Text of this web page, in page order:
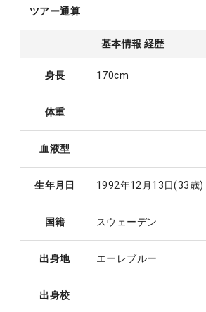
ツアー通算
基本情報 経歴
身長 170cm
体重
血液型
生年月日 1992年12月13日(33歳)
国籍 スウェーデン
出身地 エーレブルー
出身校